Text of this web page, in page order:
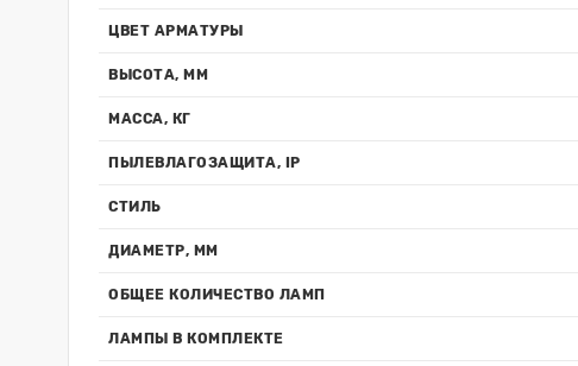
ЦВЕТ АРМАТУРЫ
ВЫСОТА, ММ
МАССА, КГ
ПЫЛЕВЛАГОЗАЩИТА, IP
СТИЛЬ
ДИАМЕТР, ММ
ОБЩЕЕ КОЛИЧЕСТВО ЛАМП
ЛАМПЫ В КОМПЛЕКТЕ